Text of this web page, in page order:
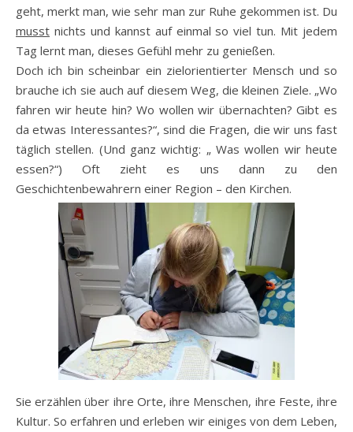
geht, merkt man, wie sehr man zur Ruhe gekommen ist. Du
musst nichts und kannst auf einmal so viel tun. Mit jedem
Tag lernt man, dieses Gefühl mehr zu genießen.
Doch ich bin scheinbar ein zielorientierter Mensch und so
brauche ich sie auch auf diesem Weg, die kleinen Ziele. „Wo
fahren wir heute hin? Wo wollen wir übernachten? Gibt es
da etwas Interessantes?“, sind die Fragen, die wir uns fast
täglich stellen. (Und ganz wichtig: „ Was wollen wir heute
essen?“) Oft zieht es uns dann zu den
Geschichtenbewahrern einer Region – den Kirchen.
Sie erzählen über ihre Orte, ihre Menschen, ihre Feste, ihre
Kultur. So erfahren und erleben wir einiges von dem Leben,